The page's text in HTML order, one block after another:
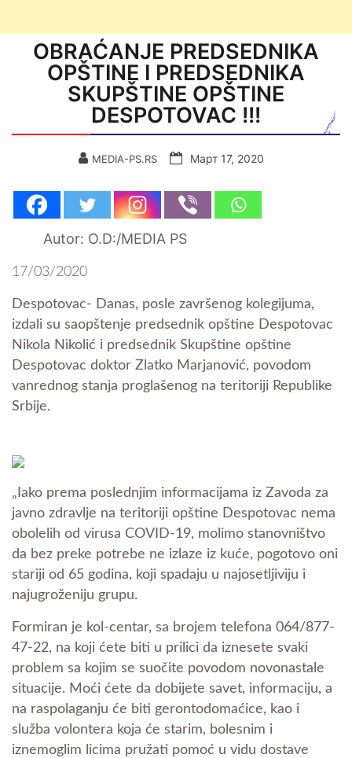
OBRAĆANJE PREDSEDNIKA
OPŠTINE I PREDSEDNIKA
SKUPŠTINE OPŠTINE
DESPOTOVAC !!!
MEDIA-PS.RS Март 17, 2020
Autor: O.D:/MEDIA PS
17/03/2020
Despotovac- Danas, posle završenog kolegijuma,
izdali su saopštenje predsednik opštine Despotovac
Nikola Nikolić i predsednik Skupštine opštine
Despotovac doktor Zlatko Marjanović, povodom
vanrednog stanja proglašenog na teritoriji Republike
Srbije.
„Iako prema poslednjim informacijama iz Zavoda za
javno zdravlje na teritoriji opštine Despotovac nema
obolelih od virusa COVID-19, molimo stanovništvo
da bez preke potrebe ne izlaze iz kuće, pogotovo oni
stariji od 65 godina, koji spadaju u najosetljiviju i
najugroženiju grupu.
Formiran je kol-centar, sa brojem telefona 064/877-
47-22, na koji ćete biti u prilici da iznesete svaki
problem sa kojim se suočite povodom novonastale
situacije. Moći ćete da dobijete savet, informaciju, a
na raspolaganju će biti gerontodomaćice, kao i
služba volontera koja će starim, bolesnim i
iznemoglim licima pružati pomoć u vidu dostave